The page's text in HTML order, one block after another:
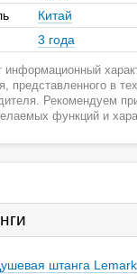
Китай
3 года
информационный
представленного в
Рекомендуем
функций и
штанга Lemark